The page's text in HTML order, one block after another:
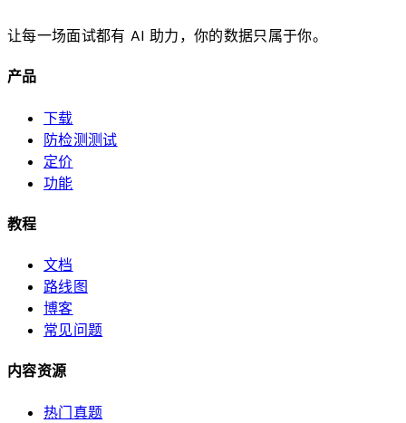
让每一场面试都有 AI 助力，你的数据只属于你。
产品
下载
防检测测试
定价
功能
教程
文档
路线图
博客
常见问题
内容资源
热门真题